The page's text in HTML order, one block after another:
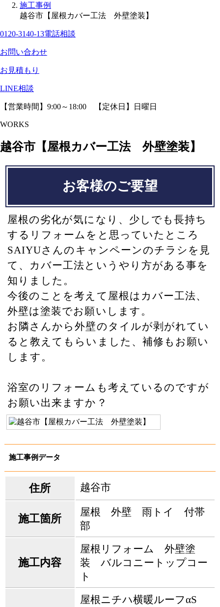
施工事例
越谷市【屋根カバー工法 外壁塗装】
0120-3140-13電話相談
お問い合わせ
お見積もり
LINE相談
【営業時間】9:00～18:00 【定休日】日曜日
WORKS
越谷市【屋根カバー工法 外壁塗装】
お客様のご要望
屋根の劣化が気になり、少しでも長持ち
するリフォームをと思っていたところ
SAIYUさんのキャンペーンのチラシを見
て、カバー工法というやり方がある事を
知りました。
今後のことを考えて屋根はカバー工法、
外壁は塗装でお願いします。
お隣さんから外壁のタイルが剥がれてい
ると教えてもらいました、補修もお願い
します。
浴室のリフォームも考えているのですが
お願い出来ますか？
施工事例データ
住所 越谷市
施工箇所
屋根 外壁 雨トイ 付帯
部
施工内容
屋根リフォーム 外壁塗
装 バルコニートップコー
ト
屋根ニチハ横暖ルーフαS